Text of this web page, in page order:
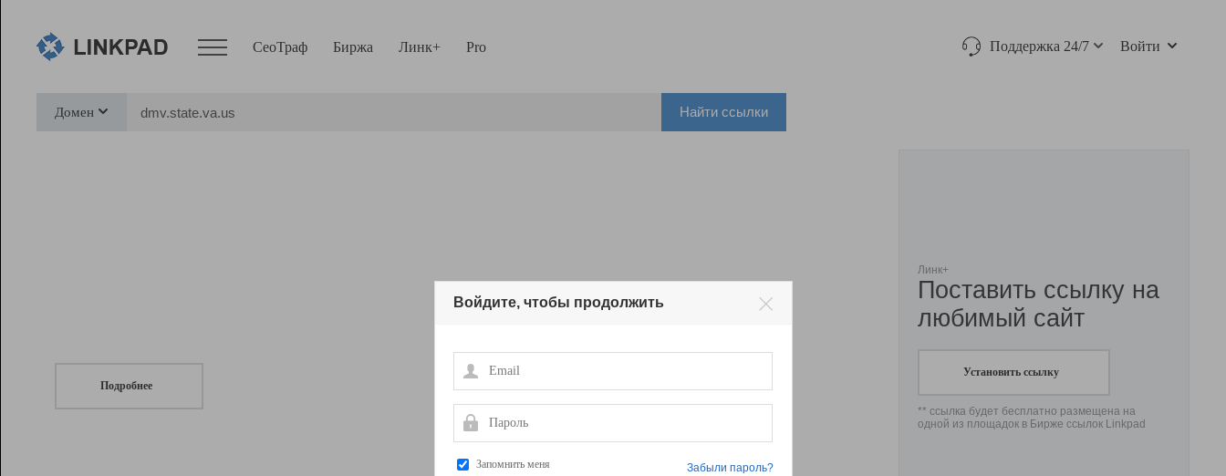
СеоТраф Биржа Линк+ Pro Поддержка 24/7 Войти
Домен Найти ссылки
Подробнее
Линк+
Поставить ссылку на
любимый сайт
Установить ссылку
** ссылка будет бесплатно размещена на
одной из площадок в Бирже ссылок Linkpad
Войдите, чтобы продолжить
Email
Пароль
Запомнить меня Забыли пароль?